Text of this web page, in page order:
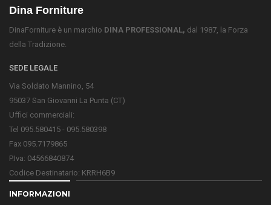
Dina Forniture
DinaForniture è un marchio DINA PROFESSIONAL, dal 1987, la Forza
della Tradizione.
SEDE LEGALE
Via Soldato Mannino, 54
95037 San Giovanni La Punta (CT)
Uffici commerciali:
Tel 095.580415 - 095.580398
Fax 095.7179865
P.Iva: 04566840874
Codice Destinatario: KRRH6B9
INFORMAZIONI